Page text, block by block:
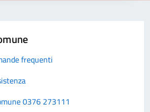
frequenti
0376 273111